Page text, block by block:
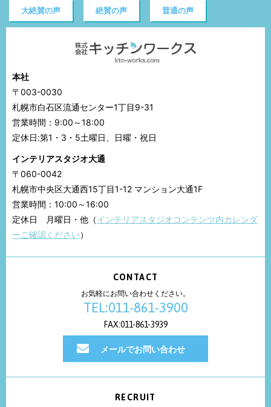
大絶賛の声 絶賛の声 普通の声
本社
〒003-0030
札幌市白石区流通センター1丁目9-31
営業時間：9:00～18:00
定休日:第1・3・5土曜日、日曜・祝日
インテリアスタジオ大通
〒060-0042
札幌市中央区大通西15丁目1-12 マンション大通1F
営業時間：10:00～16:00
定休日 月曜日・他（インテリアスタジオコンテンツ内カレンダ
ーご確認ください）
CONTACT
お気軽にお問い合わせください。
TEL:011-861-3900
FAX:011-861-3939
メールでお問い合わせ
RECRUIT